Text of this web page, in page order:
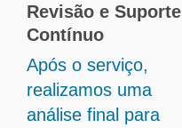
Revisão e Suporte
Contínuo
Após o serviço,
realizamos uma
análise final para